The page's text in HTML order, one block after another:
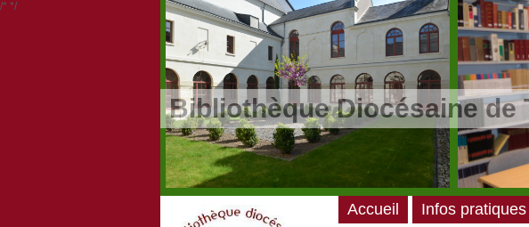
/* */
Bibliothèque Diocésaine de
Accueil Infos pratiques